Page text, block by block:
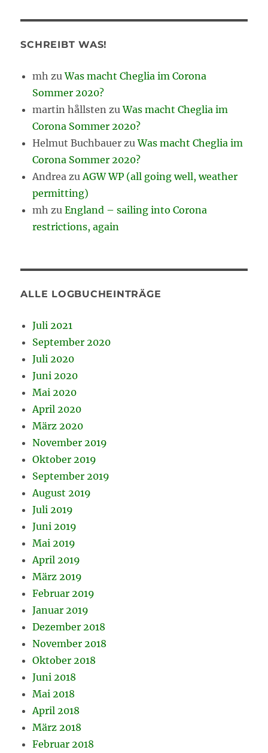
SCHREIBT WAS!
mh zuWas macht Cheglia im Corona
Sommer 2020?
martin hållsten zuWas macht Cheglia im
Corona Sommer 2020?
Helmut Buchbauer zuWas macht Cheglia im
Corona Sommer 2020?
Andrea zu AGW WP (all going well, weather
permitting)
mh zuEngland – sailing into Corona
restrictions, again
ALLE LOGBUCHEINTRÄGE
Juli 2021
September 2020
Juli 2020
Juni 2020
Mai 2020
April 2020
März 2020
November 2019
Oktober 2019
September 2019
August 2019
Juli 2019
Juni 2019
Mai 2019
April 2019
März 2019
Februar 2019
Januar 2019
Dezember 2018
November 2018
Oktober 2018
Juni 2018
Mai 2018
April 2018
März 2018
Februar 2018